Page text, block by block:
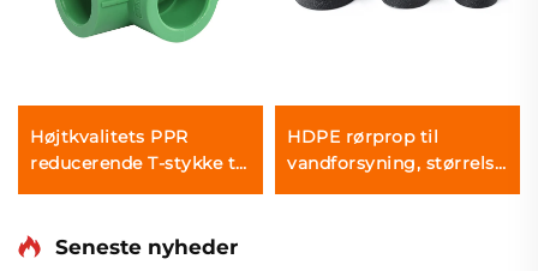
Højtkvalitets PPR
reducerende T-stykke til
varmt og koldt vand
HDPE rørprop til
vandforsyning, størrelse
75 mm - 1000 mm,
Seneste nyheder